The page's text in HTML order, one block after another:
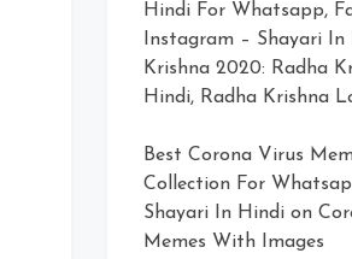
Hindi For Whatsapp,
Instagram – Shayari In
Krishna 2020: Radha
Hindi, Radha Krishna
Best Corona Virus
Collection For
Shayari In Hindi on
Memes With Images